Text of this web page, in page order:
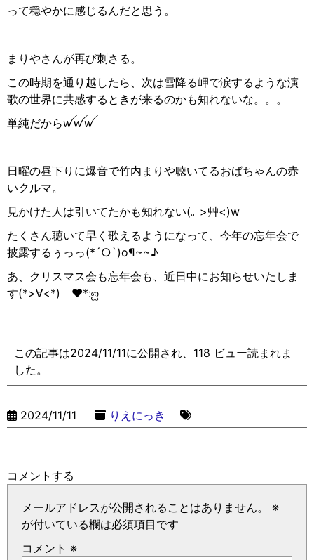
って穏やかに感じるんだと思う。
まりやさんが再び刺さる。
この時期を通り越したら、次は雪降る岬で涙するような演
歌の世界に共感するときが来るのかも知れないな。。。
単純だからꪝꪝꪝ
日曜の昼下りに爆音で竹内まりや聴いてるおばちゃんの赤
いクルマ。
見かけた人は引いてたかも知れない(｡ >艸<)w
たくさん聴いて早く歌えるようになって、今年の忘年会で
披露するぅっっ(*´○`)o¶~~♪
あ、クリスマス会も忘年会も、近日中にお知らせいたしま
す(*>∀<*) ゞ♥︎*:ஐ
この記事は2024/11/11に公開され、118 ビュー読まれま
した。
2024/11/11 りえにっき
コメントする
メールアドレスが公開されることはありません。
※
が付いている欄は必須項目です
コメント ※